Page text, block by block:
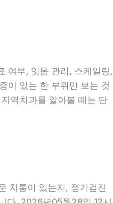
여부, 잇몸 관리, 스케일링,
이 있는 한 부위만 보는 것
역치과를 알아볼 때는 단
치통이 있는지, 정기검진